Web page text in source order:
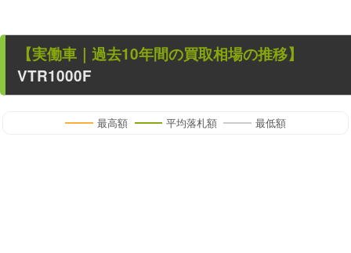
【実働車 ｜過去10年間の買取相場の推移】
VTR1000F
最高額 平均落札額 最低額